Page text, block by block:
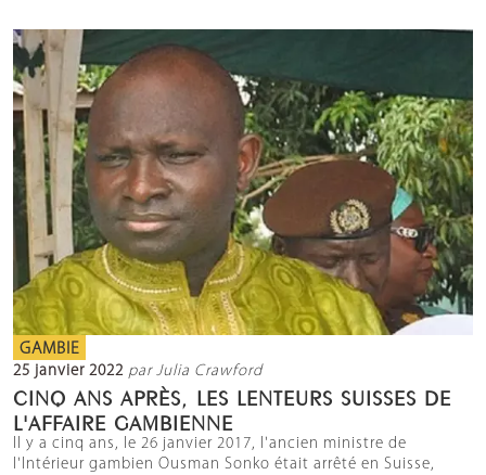
GAMBIE
25 janvier 2022 par Julia Crawford
CINQ ANS APRÈS, LES LENTEURS SUISSES DE
L'AFFAIRE GAMBIENNE
Il y a cinq ans, le 26 janvier 2017, l'ancien ministre de
l'Intérieur gambien Ousman Sonko était arrêté en Suisse,